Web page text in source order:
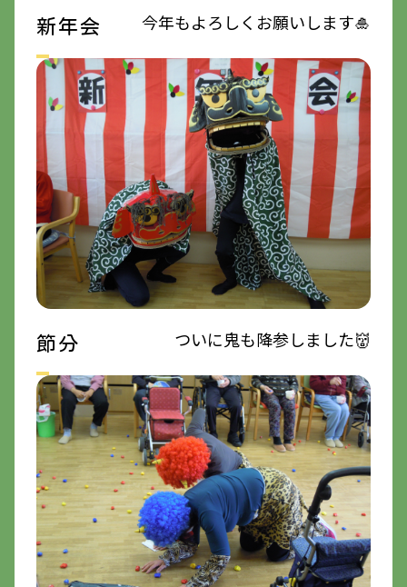
新年会 今年もよろしくお願いします🎍
節分 ついに鬼も降参しました👹